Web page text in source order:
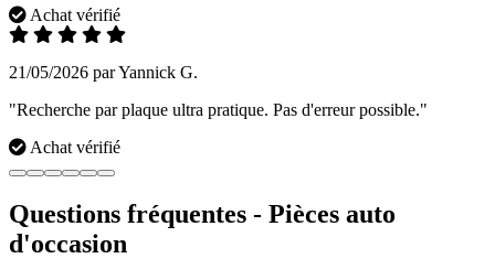
Achat vérifié
21/05/2026 par Yannick G.
"Recherche par plaque ultra pratique. Pas d'erreur possible."
Achat vérifié
Questions fréquentes - Pièces auto
d'occasion